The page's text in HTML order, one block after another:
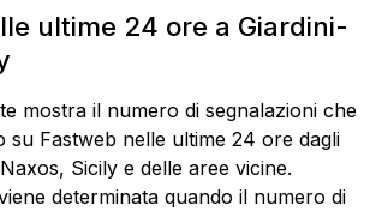
ultime 24 ore a Giardini-
mostra il numero di segnalazioni che
su Fastweb nelle ultime 24 ore dagli
Sicily e delle aree vicine.
determinata quando il numero di